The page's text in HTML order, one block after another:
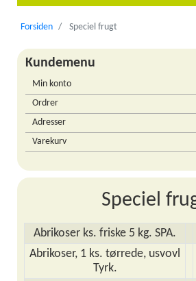
Forsiden Speciel frugt
Kundemenu
Min konto
Ordrer
Adresser
Varekurv
Speciel
Abrikoser ks. friske 5 kg. SPA.
Abrikoser, 1 ks. tørrede, usvovl
Tyrk.